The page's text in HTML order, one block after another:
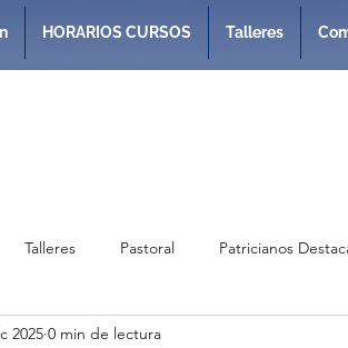
HORARIOS CURSOS Talleres
Talleres Pastoral Patricianos
2025 0 min de lectura